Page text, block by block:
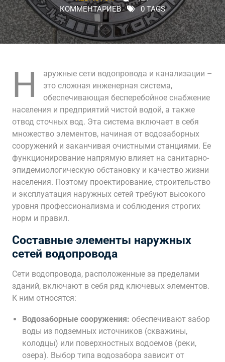
КОММЕНТАРИЕВ
0 TAGS
Н
аружные сети водопровода и канализации –
это сложная инженерная система,
обеспечивающая бесперебойное снабжение
населения и предприятий чистой водой, а также
отвод сточных вод. Эта система включает в себя
множество элементов, начиная от водозаборных
сооружений и заканчивая очистными станциями. Ее
функционирование напрямую влияет на санитарно-
эпидемиологическую обстановку и качество жизни
населения. Поэтому проектирование, строительство
и эксплуатация наружных сетей требуют высокого
уровня профессионализма и соблюдения строгих
норм и правил.
Составные элементы наружных
сетей водопровода
Сети водопровода, расположенные за пределами
зданий, включают в себя ряд ключевых элементов.
К ним относятся:
Водозаборные сооружения: обеспечивают забор
воды из подземных источников (скважины,
колодцы) или поверхностных водоемов (реки,
озера). Выбор типа водозабора зависит от